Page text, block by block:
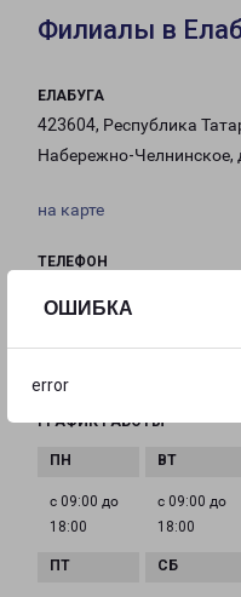
ОШИБКА
error
Филиалы в
ЕЛАБУГА
423604, Республика
Набережно-Челнинское,
на карте
ТЕЛЕФОН
ГРАФИК РАБОТЫ
с 09:00 до
18:00
с 09:00 до
18:00